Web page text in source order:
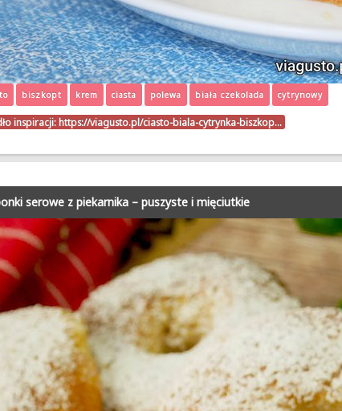
biszkopt krem ciasta polewa biała czekolada cytrynowy
inspiracji: https://viagusto.pl/ciasto-biala-cytrynka-biszkop…
serowe z piekarnika – puszyste i mięciutkie